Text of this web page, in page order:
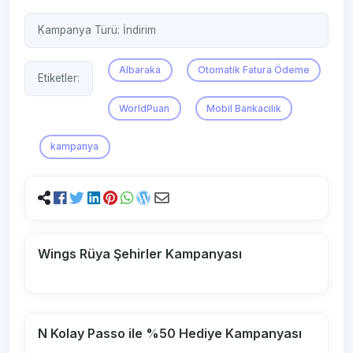
Kampanya Türü: İndirim
Etiketler:
Albaraka Otomatik Fatura Ödeme
WorldPuan Mobil Bankacılık
kampanya
Wings Rüya Şehirler Kampanyası
N Kolay Passo ile %50 Hediye Kampanyası